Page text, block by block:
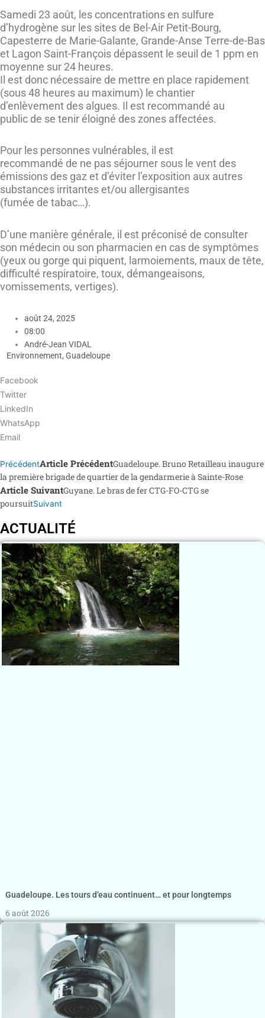
Samedi 23 août, les concentrations en sulfure
d’hydrogène sur les sites de Bel-Air Petit-Bourg,
Capesterre de Marie-Galante, Grande-Anse Terre-de-Bas
et Lagon Saint-François dépassent le seuil de 1 ppm en
moyenne sur 24 heures.
Il est donc nécessaire de mettre en place rapidement
(sous 48 heures au maximum) le chantier
d’enlèvement des algues. Il est recommandé au
public de se tenir éloigné des zones affectées.
Pour les personnes vulnérables, il est
recommandé de ne pas séjourner sous le vent des
émissions des gaz et d’éviter l’exposition aux autres
substances irritantes et/ou allergisantes
(fumée de tabac…).
D’une manière générale, il est préconisé de consulter
son médecin ou son pharmacien en cas de symptômes
(yeux ou gorge qui piquent, larmoiements, maux de tête,
difficulté respiratoire, toux, démangeaisons,
vomissements, vertiges).
août 24, 2025
08:00
André-Jean VIDAL
Environnement, Guadeloupe
Facebook
Twitter
LinkedIn
WhatsApp
Email
PrécédentArticle PrécédentGuadeloupe. Bruno Retailleau inaugure
la première brigade de quartier de la gendarmerie à Sainte-Rose
Article SuivantGuyane. Le bras de fer CTG-FO-CTG se
poursuitSuivant
ACTUALITÉ
Guadeloupe. Les tours d’eau continuent… et pour longtemps
6 août 2026